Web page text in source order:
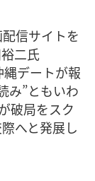
信サイトを
二氏
縄デートが報
み”ともいわ
破局をスク
へと発展し